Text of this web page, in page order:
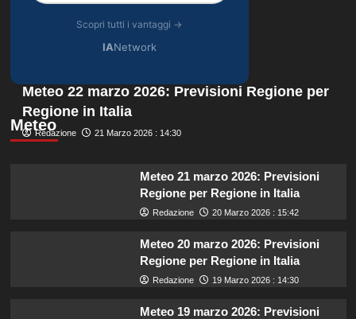
Scopri tutti i vantaggi →
IANetwork
Meteo
Meteo 22 marzo 2026: Previsioni Regione per
Regione in Italia
Redazione 21 Marzo 2026 : 14:30
Meteo 21 marzo 2026: Previsioni
Regione per Regione in Italia
Redazione 20 Marzo 2026 : 15:42
Meteo 20 marzo 2026: Previsioni
Regione per Regione in Italia
Redazione 19 Marzo 2026 : 14:30
Meteo 19 marzo 2026: Previsioni